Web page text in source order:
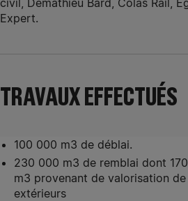
Expert.
TRAVAUX EFFECTUÉS
100 000 m3 de déblai.
230 000 m3 de remblai dont
m3 provenant de valorisation
extérieurs